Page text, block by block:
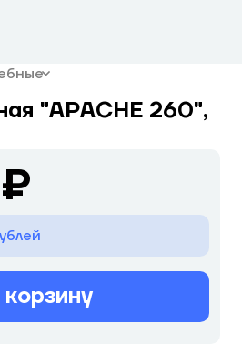
"APACHE 260",